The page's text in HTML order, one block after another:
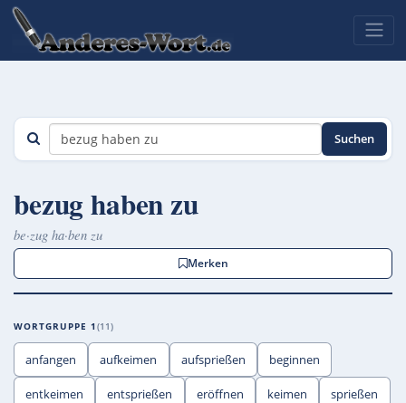
Suchen
bezug haben zu
be·zug ha·ben zu
Merken
WORTGRUPPE 1 11
anfangen aufkeimen aufsprießen beginnen
entkeimen entsprießen eröffnen keimen sprießen